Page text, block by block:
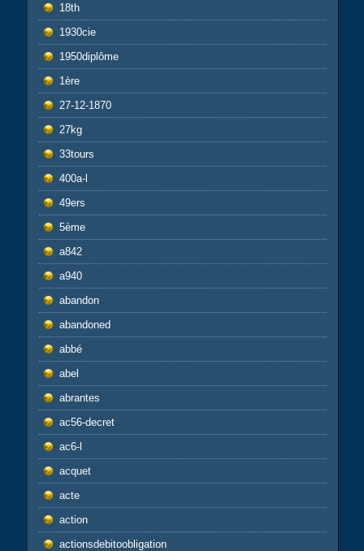
18th
1930cie
1950diplôme
1ère
27-12-1870
27kg
33tours
400a-l
49ers
5ème
a842
a940
abandon
abandoned
abbé
abel
abrantes
ac56-decret
ac6-l
acquet
acte
action
actionsdebitoobligation